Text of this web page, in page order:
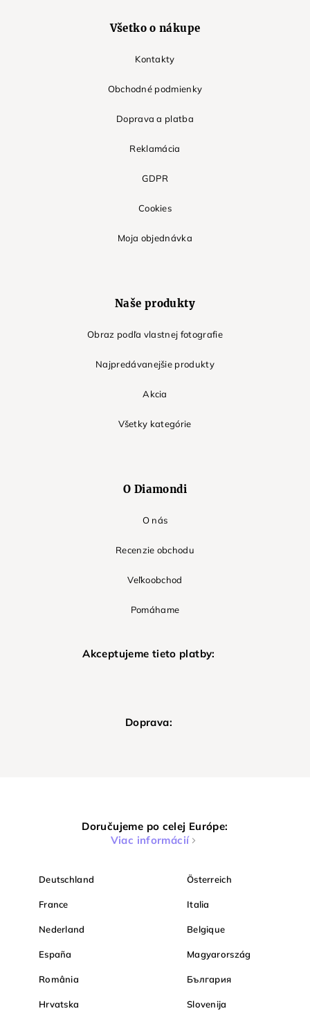
Všetko o nákupe
Kontakty
Obchodné podmienky
Doprava a platba
Reklamácia
GDPR
Cookies
Moja objednávka
Naše produkty
Obraz podľa vlastnej fotografie
Najpredávanejšie produkty
Akcia
Všetky kategórie
O Diamondi
O nás
Recenzie obchodu
Veľkoobchod
Pomáhame
Akceptujeme tieto platby:
Doprava:
Doručujeme po celej Európe:
Viac informácií
Deutschland Österreich
France Italia
Nederland Belgique
España Magyarország
România България
Hrvatska Slovenija